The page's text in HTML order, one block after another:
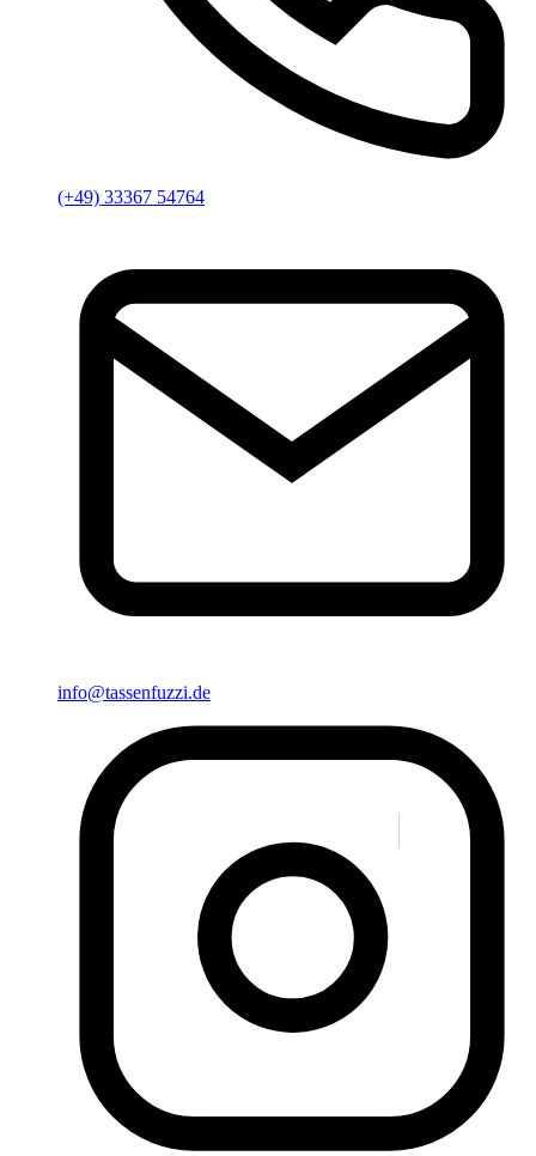
(+49) 33367 54764
info@tassenfuzzi.de